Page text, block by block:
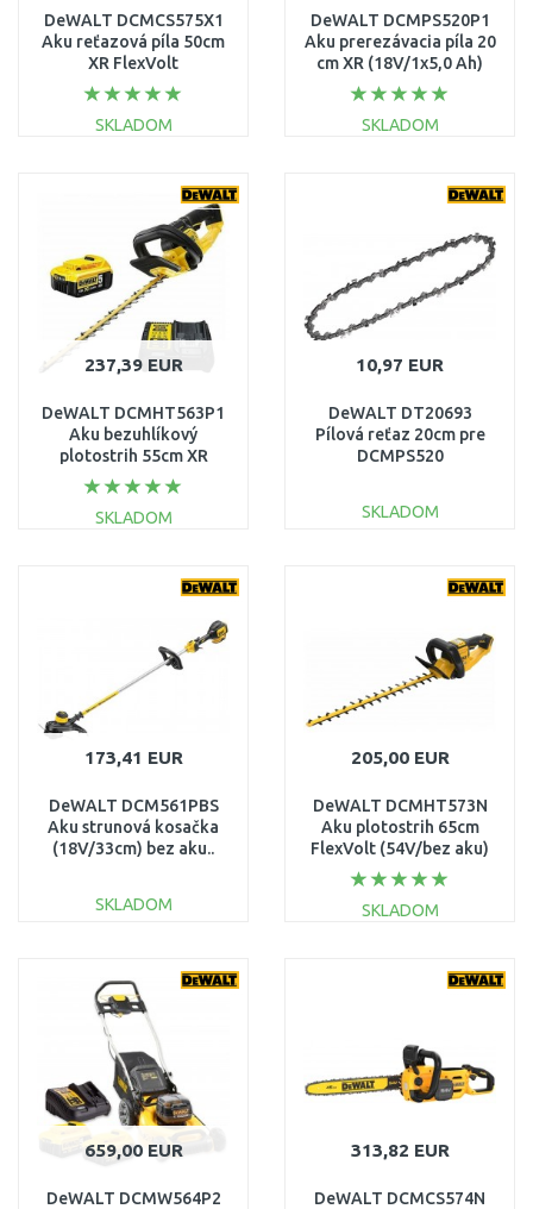
DeWALT DCMCS575X1
Aku reťazová píla 50cm
XR FlexVolt
(54V/1x9,0Ah) kufor
SKLADOM
Porovnať
DeWALT DCMPS520P1
Aku prerezávacia píla 20
cm XR (18V/1x5,0 Ah)
SKLADOM
237,39 EUR
DeWALT DCMHT563P1
Aku bezuhlíkový
plotostrih 55cm XR
(18V/1x5,0Ah)
SKLADOM
10,97 EUR
DeWALT DT20693
Pílová reťaz 20cm pre
DCMPS520
SKLADOM
173,41 EUR
DeWALT DCM561PBS
Aku strunová kosačka
(18V/33cm) bez aku..
SKLADOM
Porovnať
205,00 EUR
DeWALT DCMHT573N
Aku plotostrih 65cm
FlexVolt (54V/bez aku)
SKLADOM
659,00 EUR
DeWALT DCMW564P2
313,82 EUR
DeWALT DCMCS574N